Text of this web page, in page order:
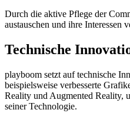
Durch die aktive Pflege der
austauschen und ihre Interessen
Technische
playboom setzt auf technische
beispielsweise verbesserte
Reality und Augmented Reality,
seiner Technologie.